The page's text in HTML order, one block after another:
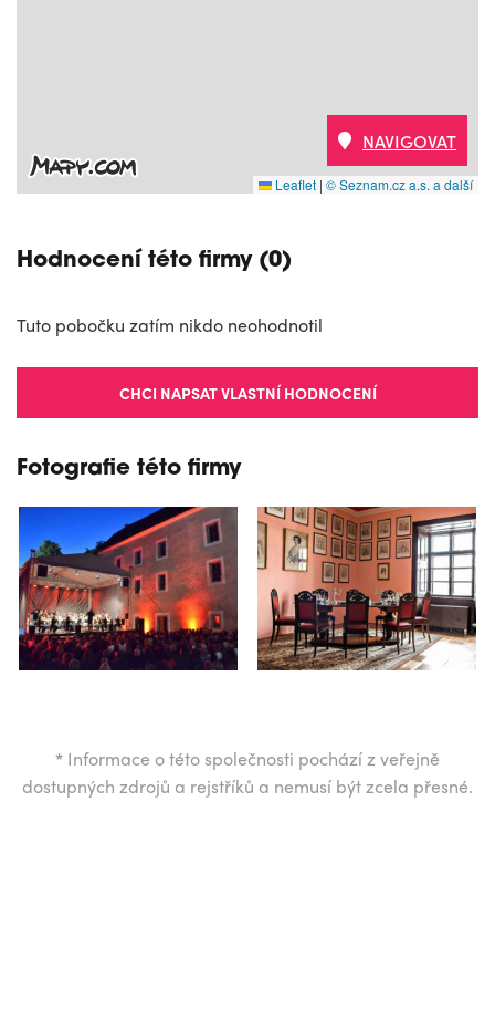
Leaflet | © Seznam.cz a.s. a další
NAVIGOVAT
Hodnocení této firmy (0)
Tuto pobočku zatím nikdo neohodnotil
CHCI NAPSAT VLASTNÍ HODNOCENÍ
Fotografie této firmy
* Informace o této společnosti pochází z veřejně
dostupných zdrojů a rejstříků a nemusí být zcela přesné.